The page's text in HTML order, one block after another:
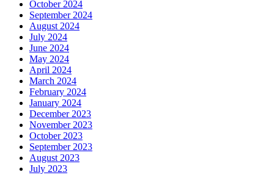
October 2024
September 2024
August 2024
July 2024
June 2024
May 2024
April 2024
March 2024
February 2024
January 2024
December 2023
November 2023
October 2023
September 2023
August 2023
July 2023